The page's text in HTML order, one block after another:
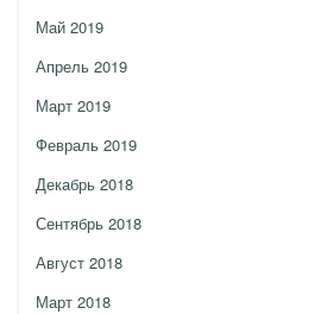
Май 2019
Апрель 2019
Март 2019
Февраль 2019
Декабрь 2018
Сентябрь 2018
Август 2018
Март 2018